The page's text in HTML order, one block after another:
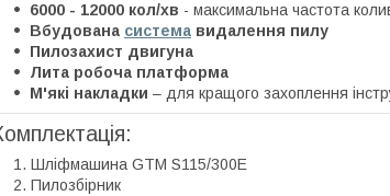
6000 - 12000 кол/хв - максимальна частота
Вбудована система видалення пилу
Пилозахист двигуна
Лита робоча платформа
М'які накладки – для кращого захоплення
Шліфмашина GTM S115/300E
Пилозбірник